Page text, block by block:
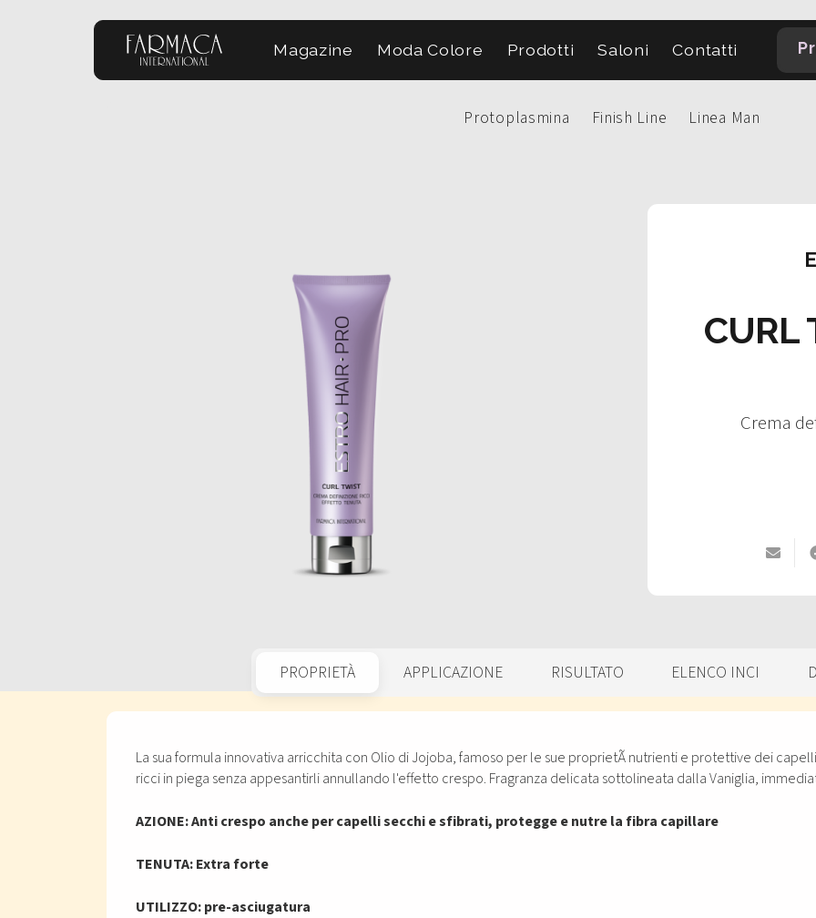
Magazine Moda Colore Prodotti Saloni Contatti
Protoplasmina Finish Line Linea Man
CURL
Crema
PROPRIETÀ APPLICAZIONE RISULTATO ELENCO INCI
La sua formula innovativa arricchita con Olio di Jojoba, famoso per le sue proprietÃ nutrienti e protettive dei
ricci in piega senza appesantirli annullando l'effetto crespo. Fragranza delicata sottolineata dalla Vaniglia,
AZIONE: Anti crespo anche per capelli secchi e sfibrati, protegge e nutre la fibra capillare
TENUTA: Extra forte
UTILIZZO: pre-asciugatura